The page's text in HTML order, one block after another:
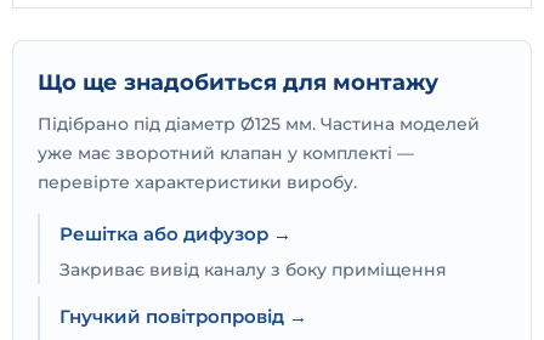
Що ще знадобиться для монтажу
Підібрано під діаметр Ø125 мм. Частина моделей
уже має зворотний клапан у комплекті —
перевірте характеристики виробу.
Решітка або дифузор →
Закриває вивід каналу з боку приміщення
Гнучкий повітропровід →